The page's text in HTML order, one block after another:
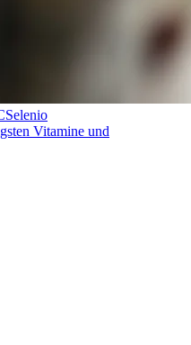
Selenio
Vitamine und